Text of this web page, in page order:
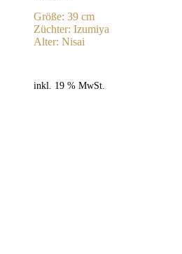
Größe: 39 cm
Züchter: Izumiya
Alter: Nisai
inkl. 19 % MwSt.